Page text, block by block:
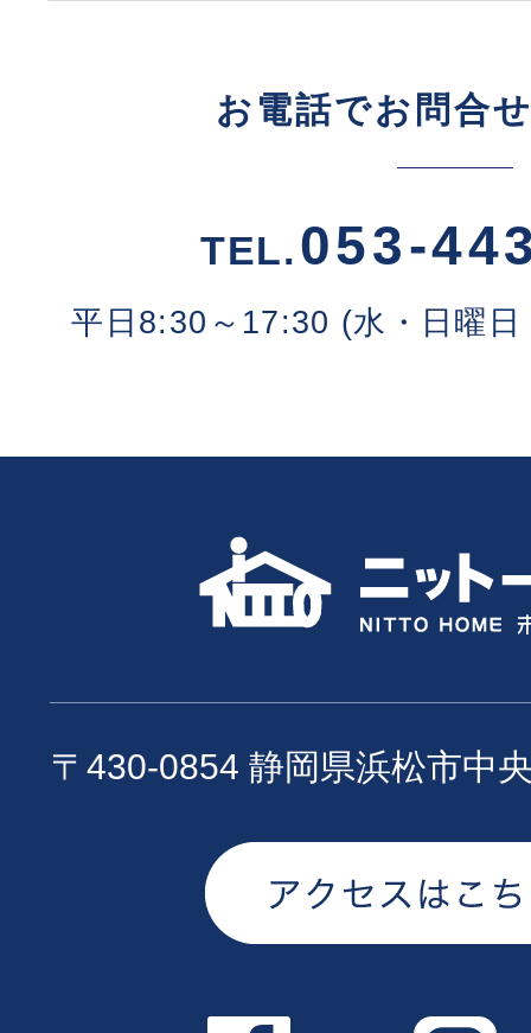
お電話でお問合
TEL.053-
平日8:30～17:30 (水・日曜
〒430-0854 静岡県浜松市中